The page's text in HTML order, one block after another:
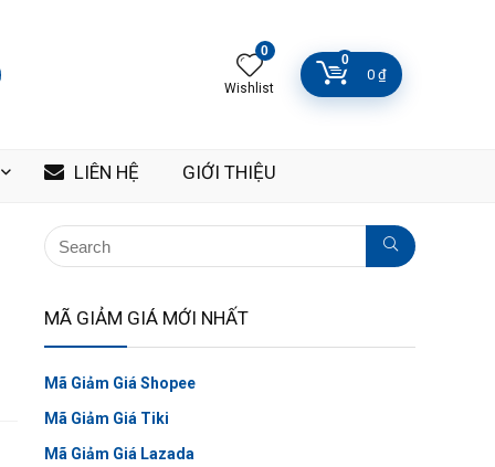
0
Wishlist
0
0 ₫
LIÊN HỆ GIỚI THIỆU
MÃ GIẢM GIÁ MỚI NHẤT
Mã Giảm Giá Shopee
Mã Giảm Giá Tiki
Mã Giảm Giá Lazada